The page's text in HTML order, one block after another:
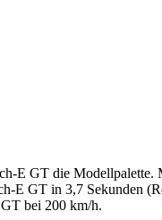
E GT die
E GT in 3,7 Sekunden
bei 200 km/h.